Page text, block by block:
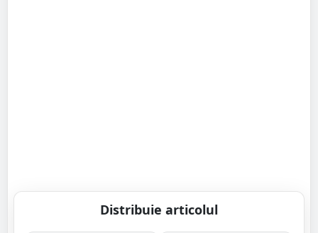
Distribuie articolul